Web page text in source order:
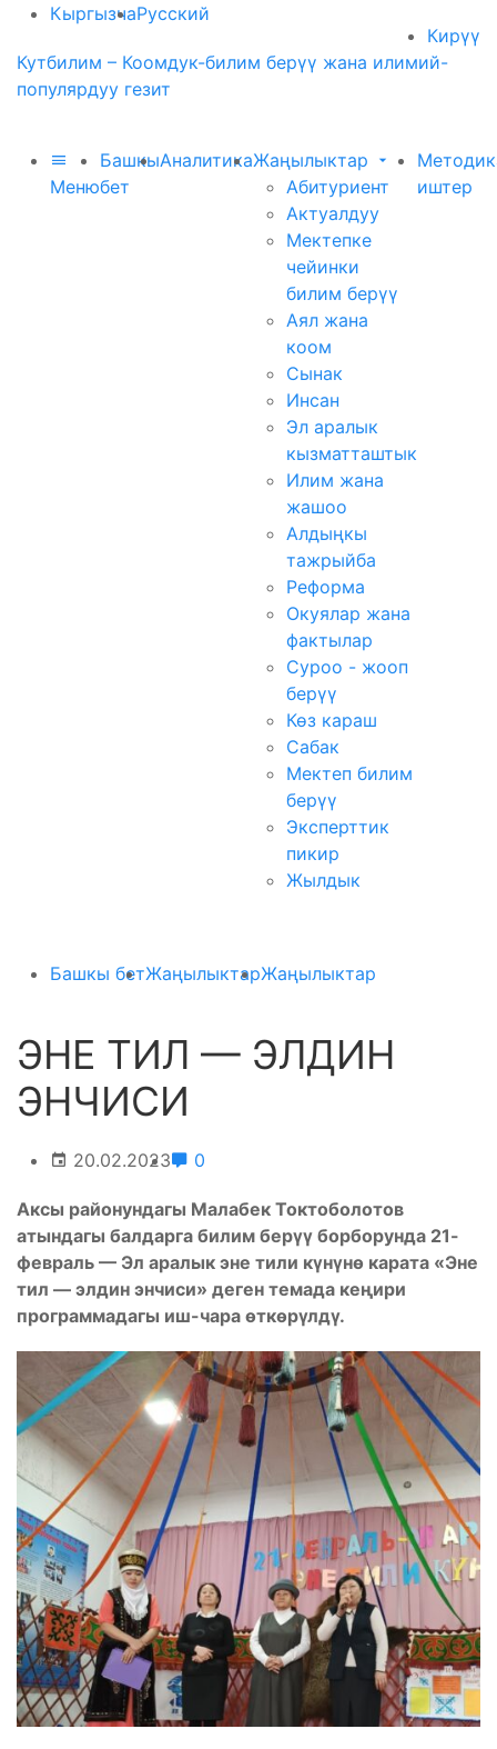
КыргызчаРусский
Кирүү
Кутбилим – Коомдук-билим берүү жана илимий-
популярдуу гезит
Меню
Башкы
бет
АналитикаЖаңылыктар
Абитуриент
Актуалдуу
Мектепке
чейинки
билим берүү
Аял жана
коом
Сынак
Инсан
Эл аралык
кызматташтык
Илим жана
жашоо
Алдыңкы
тажрыйба
Реформа
Окуялар жана
фактылар
Суроо - жооп
берүү
Көз караш
Сабак
Мектеп билим
берүү
Эксперттик
пикир
Жылдык
иштер
Башкы бетЖаңылыктарЖаңылыктар
ЭНЕ ТИЛ — ЭЛДИН
ЭНЧИСИ
20.02.2023 0
Аксы районундагы Малабек Токтоболотов
атындагы балдарга билим берүү борборунда 21-
февраль — Эл аралык эне тили күнүнө карата «Эне
тил — элдин энчиси» деген темада кеңири
программадагы иш-чара өткөрүлдү.